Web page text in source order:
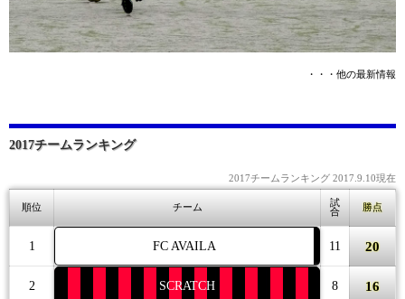
・・・他の最新情報
2017チームランキング
2017チームランキング 2017.9.10現在
順位 チーム
試
合
勝点
1 FC AVAILA 11 20
2 SCRATCH 8 16